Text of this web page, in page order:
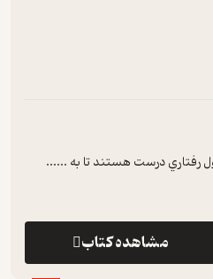
رفتاري درست هستند تا به ......
مشاهده کتاب